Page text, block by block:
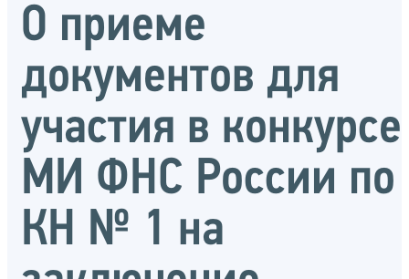
О приеме
документов для
участия в конкурсе
МИ ФНС России по
КН № 1 на